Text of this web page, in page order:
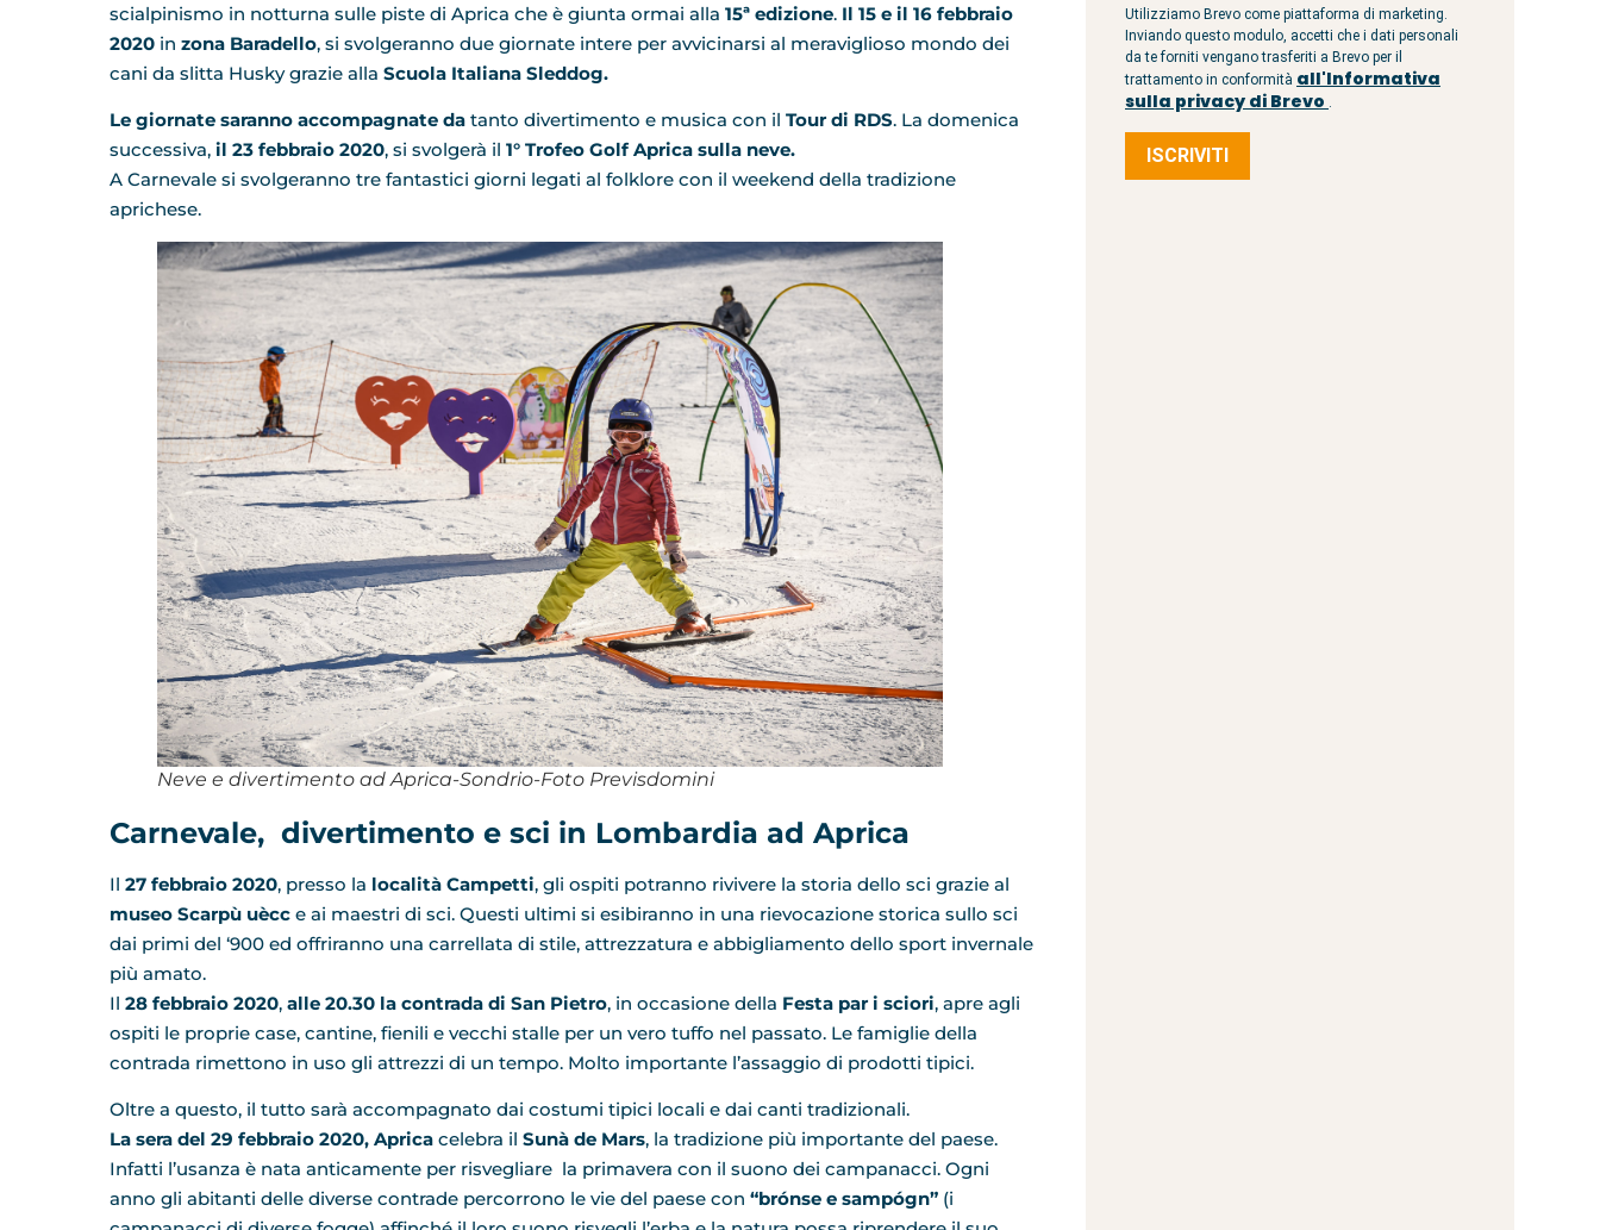
scialpinismo in notturna sulle piste di Aprica che è giunta ormai alla 15ª edizione. Il 15 e il 16 febbraio
2020 in zona Baradello, si svolgeranno due giornate intere per avvicinarsi al meraviglioso mondo dei
cani da slitta Husky grazie alla Scuola Italiana Sleddog.
Le giornate saranno accompagnate da tanto divertimento e musica con il Tour di RDS. La domenica
successiva, il 23 febbraio 2020, si svolgerà il 1° Trofeo Golf Aprica sulla neve.
A Carnevale si svolgeranno tre fantastici giorni legati al folklore con il weekend della tradizione
aprichese.
Neve e divertimento ad Aprica-Sondrio-Foto Previsdomini
Carnevale, divertimento e sci in Lombardia ad Aprica
Il 27 febbraio 2020, presso la località Campetti, gli ospiti potranno rivivere la storia dello sci grazie al
museo Scarpù uècc e ai maestri di sci. Questi ultimi si esibiranno in una rievocazione storica sullo sci
dai primi del ‘900 ed offriranno una carrellata di stile, attrezzatura e abbigliamento dello sport invernale
più amato.
Il 28 febbraio 2020, alle 20.30 la contrada di San Pietro, in occasione della Festa par i sciori, apre agli
ospiti le proprie case, cantine, fienili e vecchi stalle per un vero tuffo nel passato. Le famiglie della
contrada rimettono in uso gli attrezzi di un tempo. Molto importante l’assaggio di prodotti tipici.
Oltre a questo, il tutto sarà accompagnato dai costumi tipici locali e dai canti tradizionali.
La sera del 29 febbraio 2020, Aprica celebra il Sunà de Mars, la tradizione più importante del paese.
Infatti l’usanza è nata anticamente per risvegliare la primavera con il suono dei campanacci. Ogni
anno gli abitanti delle diverse contrade percorrono le vie del paese con “brónse e sampógn” (i
Utilizziamo Brevo come piattaforma di marketing.
Inviando questo modulo, accetti che i dati personali
da te forniti vengano trasferiti a Brevo per il
trattamento in conformità all'Informativa
sulla privacy di Brevo
ISCRIVITI